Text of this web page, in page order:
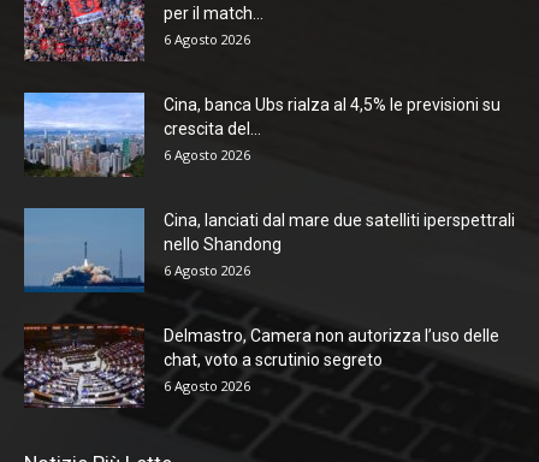
per il match...
6 Agosto 2026
Cina, banca Ubs rialza al 4,5% le previsioni su
crescita del...
6 Agosto 2026
Cina, lanciati dal mare due satelliti iperspettrali
nello Shandong
6 Agosto 2026
Delmastro, Camera non autorizza l’uso delle
chat, voto a scrutinio segreto
6 Agosto 2026